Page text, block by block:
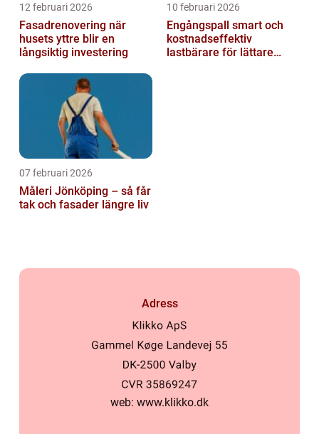
12 februari 2026
Fasadrenovering när
husets yttre blir en
långsiktig investering
10 februari 2026
Engångspall smart och
kostnadseffektiv
lastbärare för lättare
07 februari 2026
Måleri Jönköping – så får
tak och fasader längre liv
Adress
web: www.klikko.dk